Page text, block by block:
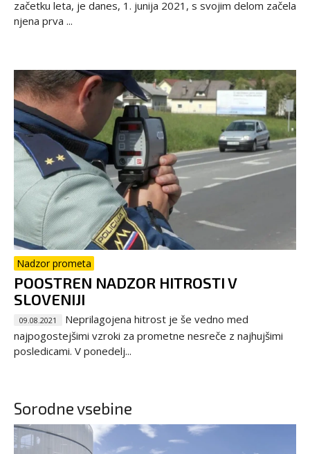
začetku leta, je danes, 1. junija 2021, s svojim delom začela
njena prva ...
Nadzor prometa
POOSTREN NADZOR HITROSTI V
SLOVENIJI
09.08.2021
Neprilagojena hitrost je še vedno med
najpogostejšimi vzroki za prometne nesreče z najhujšimi
posledicami. V ponedelj...
Sorodne vsebine